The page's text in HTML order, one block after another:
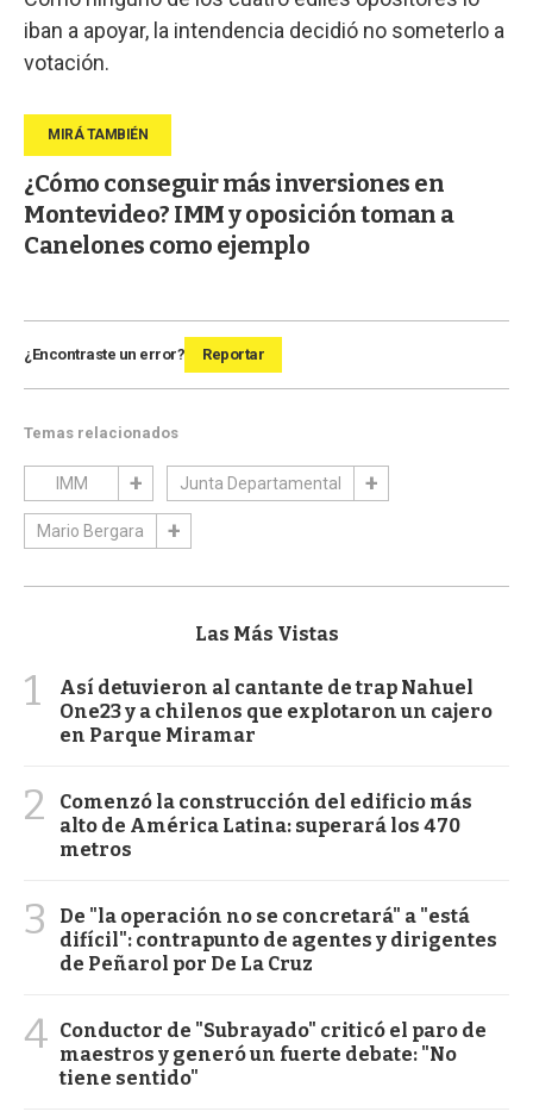
iban a apoyar, la intendencia decidió no someterlo a
votación.
¿Cómo conseguir más inversiones en
Montevideo? IMM y oposición toman a
Canelones como ejemplo
¿Encontraste un error? Reportar
Temas relacionados
IMM Junta Departamental
Mario Bergara
Las Más Vistas
1
Así detuvieron al cantante de trap Nahuel
One23 y a chilenos que explotaron un cajero
en Parque Miramar
2
Comenzó la construcción del edificio más
alto de América Latina: superará los 470
metros
3
De "la operación no se concretará" a "está
difícil": contrapunto de agentes y dirigentes
de Peñarol por De La Cruz
4 Conductor de "Subrayado" criticó el paro de
maestros y generó un fuerte debate: "No
tiene sentido"